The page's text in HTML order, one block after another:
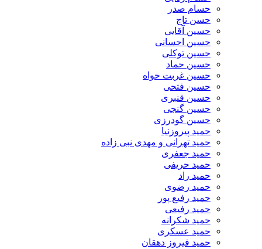
حسام صدر
حسن تاج
حسین آقایی
حسین احسانی
حسین توکلی
حسین حماد
حسین غربت خواه
حسین فتحی
حسین قنبری
حسین گنجی
حسین گودرزی
حمید پیروزنیا
حمید تهرانی و مهدی نبی زاده
حمید جعفری
حمید حریفی
حمید راد
حمید رضوی
حمید رفیع پور
حمید رفیعی
حمید شکرانه
حمید عسکری
حمید فیروز دهقان